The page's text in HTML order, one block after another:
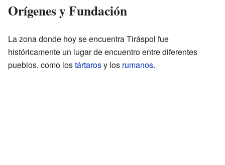
Orígenes y Fundación
La zona donde hoy se encuentra Tiráspol fue
históricamente un lugar de encuentro entre diferentes
pueblos, como lostártarosy los rumanos.